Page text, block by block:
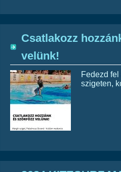
Csatlakozz
velünk!
Fedezd
szigeten,